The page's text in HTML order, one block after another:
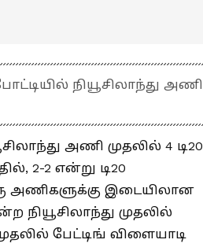
நியூசிலாந்து அணி
அணி முதலில் 4 டி20
2-2 என்று டி20
அணிகளுக்கு இடையிலான
நியூசிலாந்து முதலில்
பேட்டிங் விளையாடி